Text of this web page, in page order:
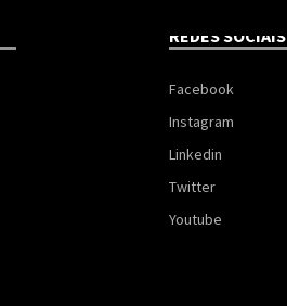
REDES SOCIAIS
Facebook
Instagram
Linkedin
Twitter
Youtube